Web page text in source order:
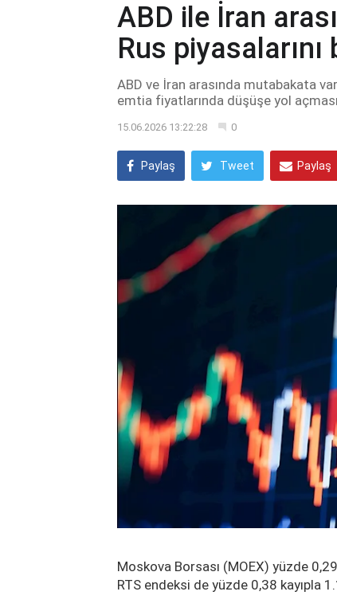
ABD ile İran
Rus piyasalarını
ABD ve İran arasında mutabakata
emtia fiyatlarında düşüşe yol
15.06.2026 13:22:28 0
Paylaş Tweet Paylaş
Moskova Borsası (MOEX) yüzde
RTS endeksi de yüzde 0,38 kayıpla